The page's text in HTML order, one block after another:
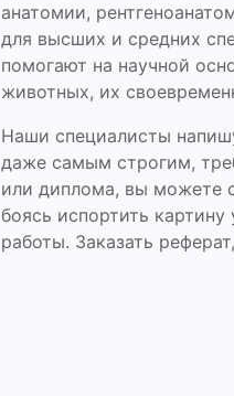
анатомии,
для высших и средних
помогают на научной
животных, их
Наши специалисты
даже самым строгим,
или диплома, вы можете
боясь испортить
работы. Заказать